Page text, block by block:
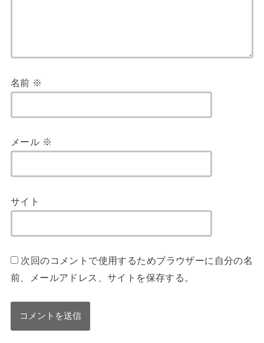
名前 ※
メール ※
サイト
次回のコメントで使用するためブラウザーに自分の名
前、メールアドレス、サイトを保存する。